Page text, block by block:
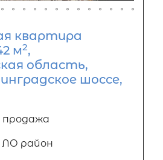
квартира
м2,
область,
шоссе,
продажа
ЛО район